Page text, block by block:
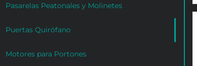
Pasarelas Peatonales y Molinetes
Puertas Quirófano
Motores para Portones